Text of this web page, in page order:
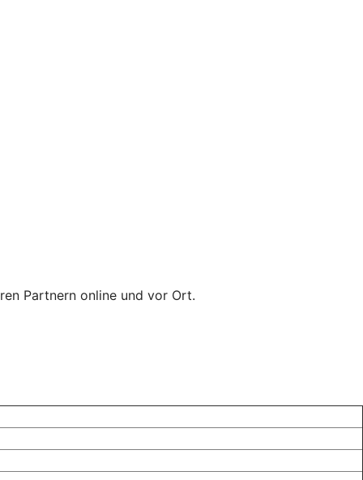
Partnern online und vor Ort.